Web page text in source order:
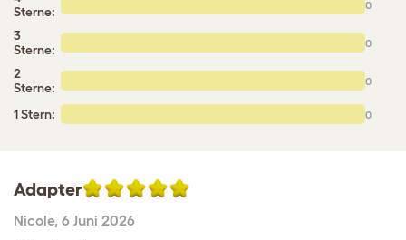
Sterne:
0
3
Sterne:
0
2
Sterne:
0
1 Stern: 0
Adapter
Nicole, 6 Juni 2026